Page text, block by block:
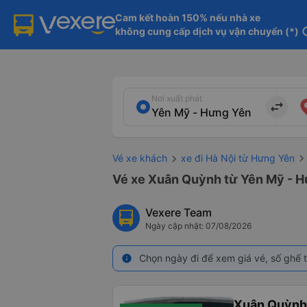
Cam kết hoàn 150% nếu nhà xe
không cung cấp dịch vụ vận chuyển (*)
Nơi xuất phát
import_export
Vé xe khách xe đi Hà Nội từ Hưng Yên
Vé xe Xuân Quỳnh từ Yên Mỹ -
Vexere Team
Ngày cập nhật: 07/08/2026
info Chọn ngày đi để xem giá vé, số